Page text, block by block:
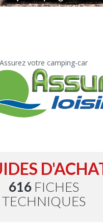
Assurez votre camping-car
616FICHES
TECHNIQUES